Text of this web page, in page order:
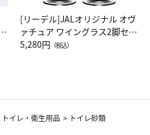
[リーデル]JALオリジナル オヴ
ァチュア ワイングラス2脚セッ
ト（レッドワイン）
5,280円 （税込）
トイレ・衛生用品 > トイレ砂類